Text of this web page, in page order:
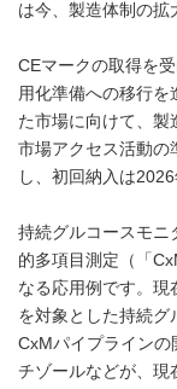
は今、製造体制の拡
CEマークの取得を
用化準備への移行を
た市場に向けて、製
市場アクセス活動の
し、初回納入は
持続グルコースモニ
的多項目測定（「
なる応用例です。現
を対象とした持続グ
CxMパイプライン
チゾールなどが、現